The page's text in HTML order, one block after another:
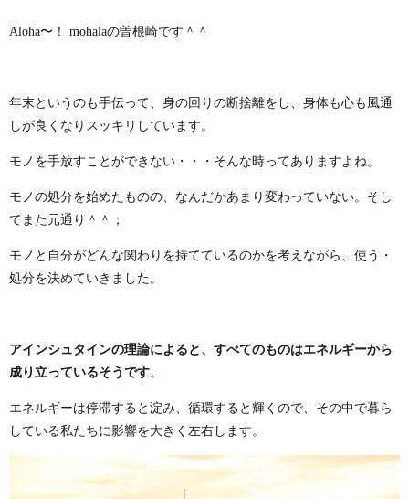
Aloha〜！ mohalaの曽根崎です＾＾
年末というのも手伝って、身の回りの断捨離をし、身体も心も風通
しが良くなりスッキリしています。
モノを手放すことができない・・・そんな時ってありますよね。
モノの処分を始めたものの、なんだかあまり変わっていない。そし
てまた元通り＾＾；
モノと自分がどんな関わりを持てているのかを考えながら、使う・
処分を決めていきました。
アインシュタインの理論によると、すべてのものはエネルギーから
成り立っているそうです。
エネルギーは停滞すると淀み、循環すると輝くので、その中で暮ら
している私たちに影響を大きく左右します。